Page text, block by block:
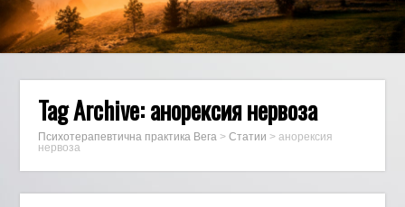
Tag Archive:анорексия нервоза
Психотерапевтична практика Вега >Статии >анорексия
нервоза